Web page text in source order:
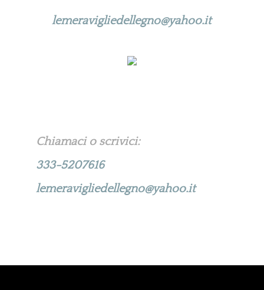
lemeravigliedellegno@yahoo.it
Chiamaci o scrivici:
333-5207616
lemeravigliedellegno@yahoo.it